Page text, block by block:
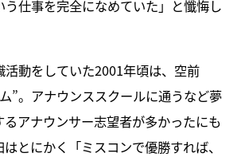
う仕事を完全になめていた」と懺悔し
活動をしていた2001年頃は、空前
”。アナウンススクールに通うなど夢
るアナウンサー志望者が多かったにも
とにかく「ミスコンで優勝すれば、